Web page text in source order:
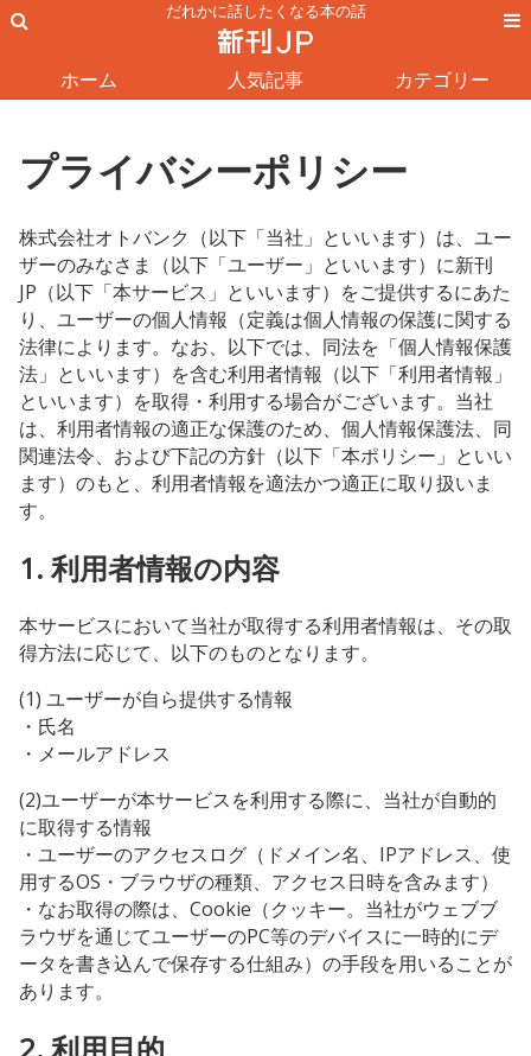
だれかに話したくなる本の話
ホーム 人気記事 カテゴリー
プライバシーポリシー
株式会社オトバンク（以下「当社」といいます）は、ユー
ザーのみなさま（以下「ユーザー」といいます）に新刊
JP（以下「本サービス」といいます）をご提供するにあた
り、ユーザーの個人情報（定義は個人情報の保護に関する
法律によります。なお、以下では、同法を「個人情報保護
法」といいます）を含む利用者情報（以下「利用者情報」
といいます）を取得・利用する場合がございます。当社
は、利用者情報の適正な保護のため、個人情報保護法、同
関連法令、および下記の方針（以下「本ポリシー」といい
ます）のもと、利用者情報を適法かつ適正に取り扱いま
す。
1. 利用者情報の内容
本サービスにおいて当社が取得する利用者情報は、その取
得方法に応じて、以下のものとなります。
(1) ユーザーが自ら提供する情報
・氏名
・メールアドレス
(2)ユーザーが本サービスを利用する際に、当社が自動的
に取得する情報
・ユーザーのアクセスログ（ドメイン名、IPアドレス、使
用するOS・ブラウザの種類、アクセス日時を含みます）
・なお取得の際は、Cookie（クッキー。当社がウェブブ
ラウザを通じてユーザーのPC等のデバイスに一時的にデ
ータを書き込んで保存する仕組み）の手段を用いることが
あります。